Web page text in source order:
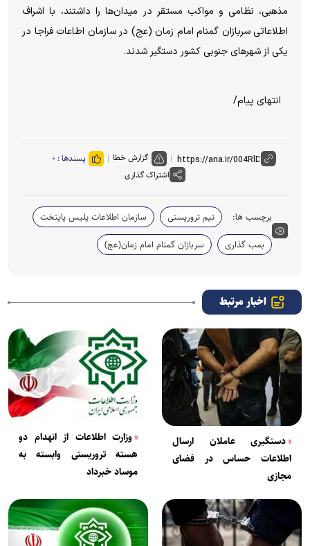
مذهبی، نظامی و مواکب مستقر در میدان‌ها را داشتند، با اشراف
اطلاعاتی سربازان گمنام امام زمان (عج) در سازمان اطاعات فراجا در
یکی از شهرهای جنوبی کشور دستگیر شدند.
انتهای پیام/
گزارش خطا پسندها : ۰
اشتراک گذاری
برچسب ها: تیم تروریستی
سازمان اطلاعات پلیس پایتخت
بمب گذاری
سربازان گمنام امام زمان(عج)
اخبار مرتبط
دستگیری عاملان ارسال
اطلاعات حساس در فضای
مجازی
وزارت اطلاعات از انهدام دو
هسته تروریستی وابسته به
موساد خبرداد